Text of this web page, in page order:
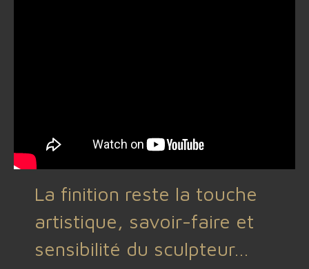
La finition reste la touche
artistique, savoir-faire et
sensibilité du sculpteur…